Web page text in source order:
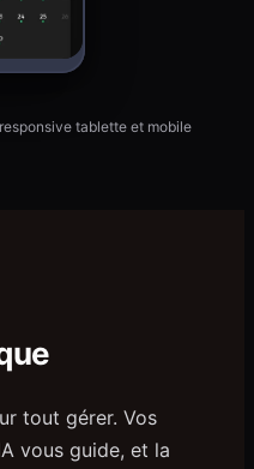
tablette et mobile
tout gérer. Vos
vous guide, et la